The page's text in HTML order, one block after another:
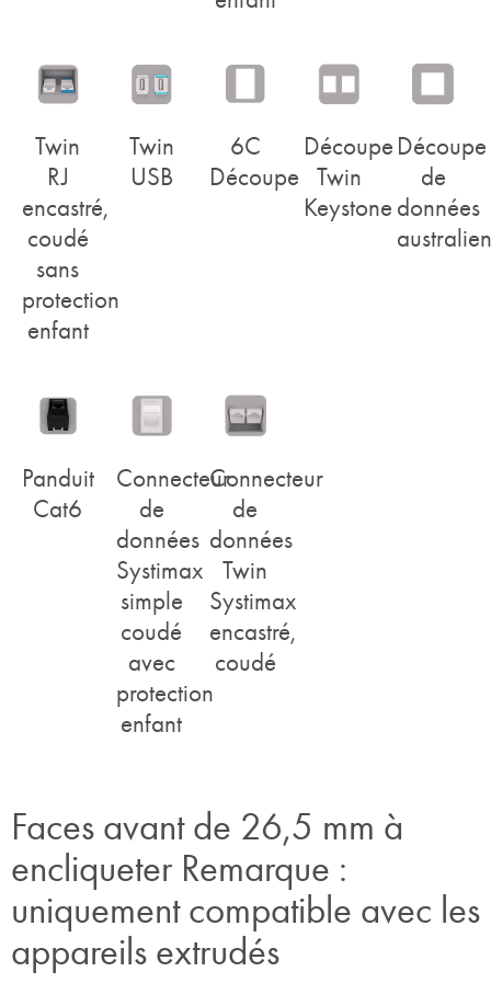
Twin
RJ
encastré,
coudé
sans
protection
enfant
Twin
USB
6C
Découpe
Découpe
Twin
Keystone
Découpe
de
données
Panduit
Cat6
Connecteur
de
données
Systimax
simple
coudé
avec
protection
enfant
Connecteur
de
données
Twin
Systimax
encastré,
coudé
Faces avant de 26,5 mm à
encliqueter Remarque :
uniquement compatible avec les
appareils extrudés